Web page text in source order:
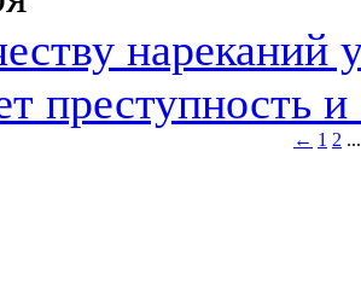
преступность
← 1 2 ...